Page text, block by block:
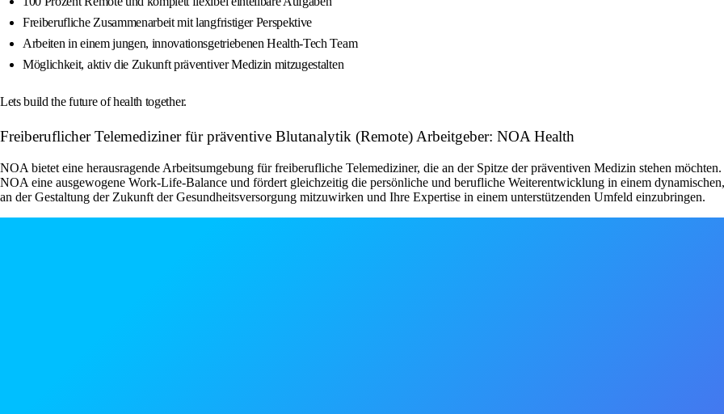
Freiberufliche Zusammenarbeit mit langfristiger Perspektive
Arbeiten in einem jungen, innovationsgetriebenen Health-Tech Team
Möglichkeit, aktiv die Zukunft präventiver Medizin mitzugestalten
Lets build the future of health together.
Freiberuflicher Telemediziner für präventive Blutanalytik (Remote) Arbeitgeber: NOA Health
NOA bietet eine herausragende Arbeitsumgebung für freiberufliche Telemediziner, die an der Spitze der präventiven Medizin stehen
NOA eine ausgewogene Work-Life-Balance und fördert gleichzeitig die persönliche und berufliche Weiterentwicklung in einem
an der Gestaltung der Zukunft der Gesundheitsversorgung mitzuwirken und Ihre Expertise in einem unterstützenden Umfeld einzubringen.